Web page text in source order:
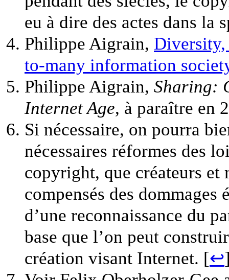
eu à dire des actes dans la
Philippe Aigrain, Diversity,
to-many information
Philippe Aigrain, Sharing:
Internet Age, à paraître en
Si nécessaire, on pourra
nécessaires réformes des
copyright, que créateurs et
compensés des
d’une reconnaissance du
base que l’on peut
création visant Internet. [↩